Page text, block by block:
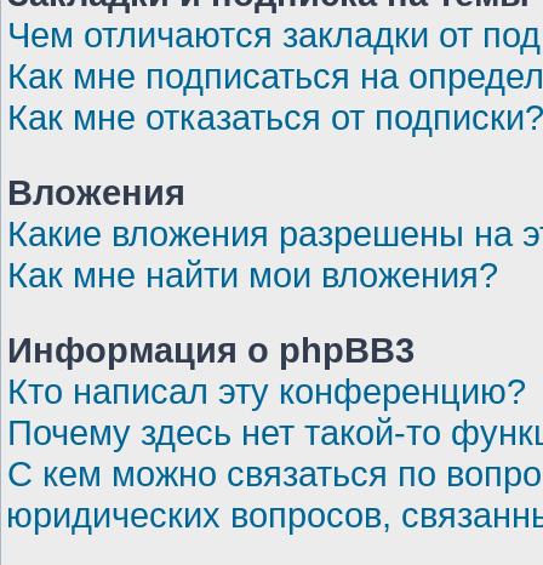
Чем отличаются закладки от
Как мне подписаться на
Как мне отказаться от подписки?
Вложения
Какие вложения разрешены на
Как мне найти мои вложения?
Информация о phpBB3
Кто написал эту конференцию?
Почему здесь нет такой-то
С кем можно связаться по
юридических вопросов,